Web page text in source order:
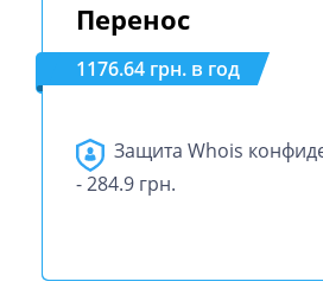
Перенос
1176.64 грн. в год
Защита Whois
- 284.9 грн.